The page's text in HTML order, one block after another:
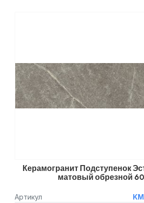
Керамогранит Подступенок
матовый обрезной
Артикул